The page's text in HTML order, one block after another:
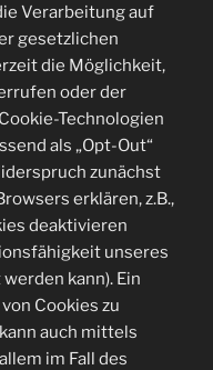
Verarbeitung auf
gesetzlichen
die Möglichkeit,
oder der
Technologien
als „Opt-Out“
zunächst
erklären, z.B.,
deaktivieren
unseres
kann). Ein
Cookies zu
auch mittels
im Fall des